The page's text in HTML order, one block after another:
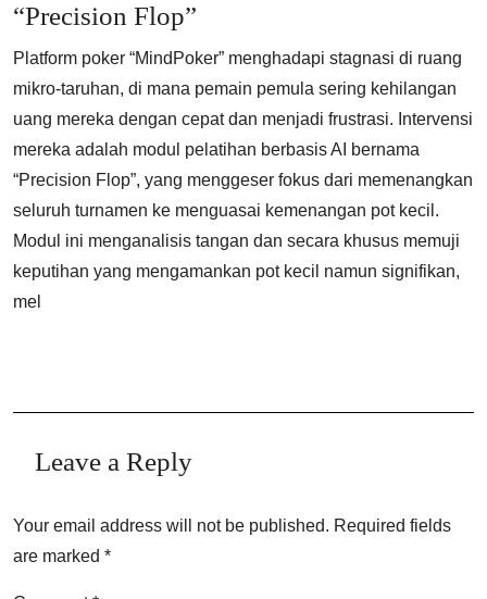
“Precision Flop”
Platform poker “MindPoker” menghadapi stagnasi di ruang
mikro-taruhan, di mana pemain pemula sering kehilangan
uang mereka dengan cepat dan menjadi frustrasi. Intervensi
mereka adalah modul pelatihan berbasis AI bernama
“Precision Flop”, yang menggeser fokus dari memenangkan
seluruh turnamen ke menguasai kemenangan pot kecil.
Modul ini menganalisis tangan dan secara khusus memuji
keputihan yang mengamankan pot kecil namun signifikan,
mel
Leave a Reply
Your email address will not be published. Required fields
are marked *